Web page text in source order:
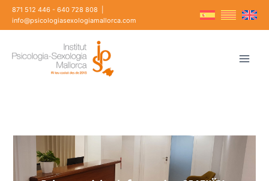
Vés871 512 446 - 640 728 808
info@psicologiasexologiamallorca.com